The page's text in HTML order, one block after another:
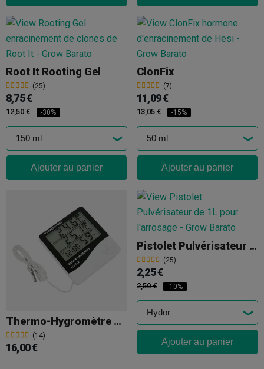
Root It Rooting Gel
(25)
8,75 €
12,50 € -30%
Ajouter au panier
ClonFix
(7)
11,09 €
13,05 € -15%
Ajouter au panier
Thermo-Hygromètre Numérique Avec Sonde (grand Écran)
(14)
16,00 €
Pistolet Pulvérisateur De 1L
(25)
2,25 €
2,50 € -10%
Ajouter au panier